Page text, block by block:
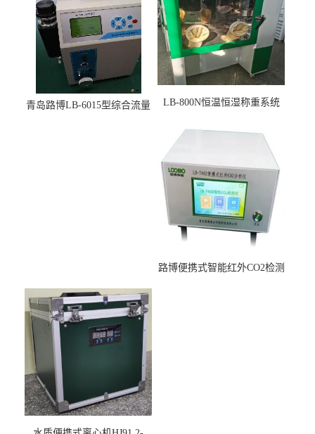
青岛路博LB-6015型综合流量
LB-800N恒温恒湿称重系统
路博便携式智能红外CO2检测